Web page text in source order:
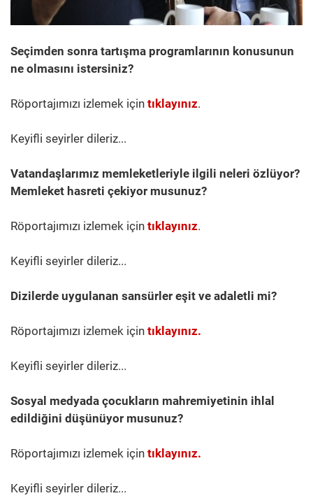
Seçimden sonra tartışma programlarının konusunun
ne olmasını istersiniz?
Röportajımızı izlemek için tıklayınız.
Keyifli seyirler dileriz...
Vatandaşlarımız memleketleriyle ilgili neleri özlüyor?
Memleket hasreti çekiyor musunuz?​
Röportajımızı izlemek için tıklayınız.
Keyifli seyirler dileriz...
Dizilerde uygulanan sansürler eşit ve adaletli mi?
Röportajımızı izlemek için tıklayınız.
Keyifli seyirler dileriz...
Sosyal medyada çocukların mahremiyetinin ihlal
edildiğini düşünüyor musunuz?
Röportajımızı izlemek için tıklayınız.
Keyifli seyirler dileriz...